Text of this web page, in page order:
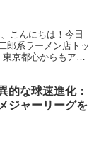
こんにちは！今日
郎系ラーメン店トッ
京都心からもアク
的な球速進化：
ジャーリーグを